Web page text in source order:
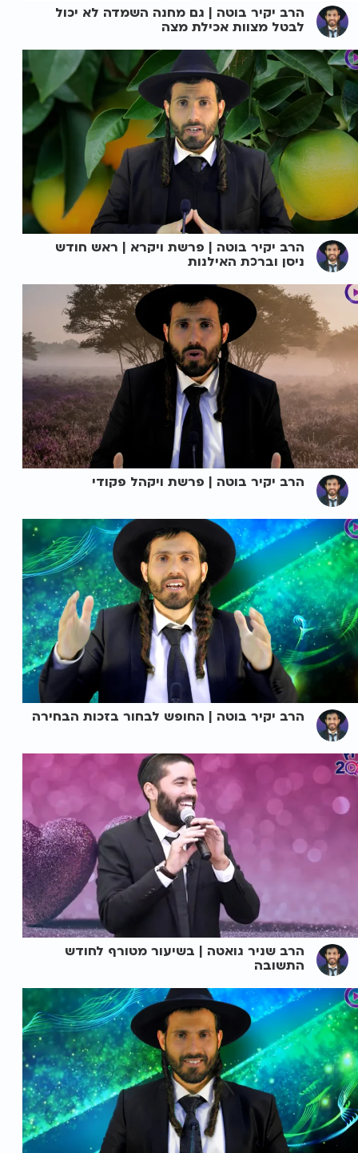
הרב יקיר בוטה | גם מחנה השמדה לא יכול
לבטל מצוות אכילת מצה
הרב יקיר בוטה | פרשת ויקרא | ראש חודש
ניסן וברכת האילנות
הרב יקיר בוטה | פרשת ויקהל פקודי
הרב יקיר בוטה | החופש לבחור בזכות הבחירה
הרב שניר גואטה | בשיעור מטורף לחודש
התשובה